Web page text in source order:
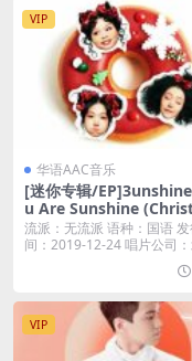
VIP
华语AAC音乐
[迷你专辑/
u Are Sunshine
Mix) – EP [iTunes Plus
流派：无流派 语种：国语
间：2019-12-24 唱片公司：
VIP